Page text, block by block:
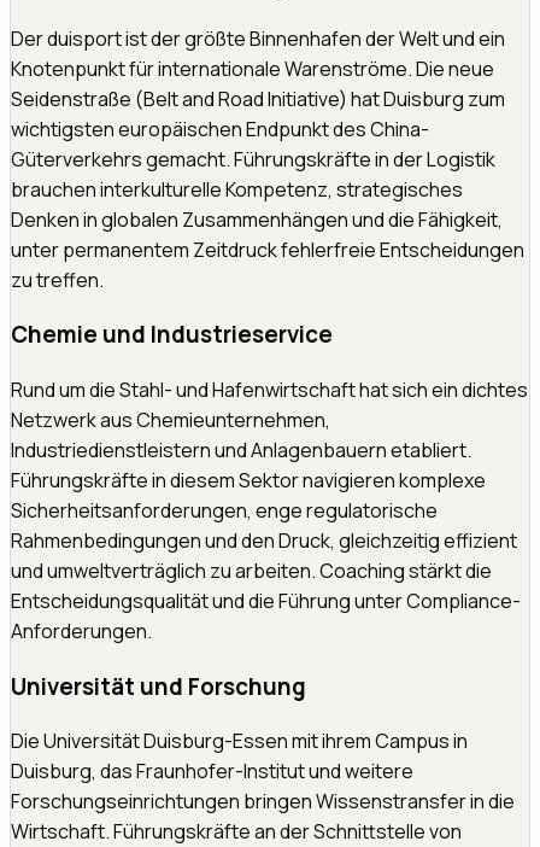
Der duisport ist der größte Binnenhafen der Welt und ein
Knotenpunkt für internationale Warenströme. Die neue
Seidenstraße (Belt and Road Initiative) hat Duisburg zum
wichtigsten europäischen Endpunkt des China-
Güterverkehrs gemacht. Führungskräfte in der Logistik
brauchen interkulturelle Kompetenz, strategisches
Denken in globalen Zusammenhängen und die Fähigkeit,
unter permanentem Zeitdruck fehlerfreie Entscheidungen
zu treffen.
Chemie und Industrieservice
Rund um die Stahl- und Hafenwirtschaft hat sich ein dichtes
Netzwerk aus Chemieunternehmen,
Industriedienstleistern und Anlagenbauern etabliert.
Führungskräfte in diesem Sektor navigieren komplexe
Sicherheitsanforderungen, enge regulatorische
Rahmenbedingungen und den Druck, gleichzeitig effizient
und umweltverträglich zu arbeiten. Coaching stärkt die
Entscheidungsqualität und die Führung unter Compliance-
Anforderungen.
Universität und Forschung
Die Universität Duisburg-Essen mit ihrem Campus in
Duisburg, das Fraunhofer-Institut und weitere
Forschungseinrichtungen bringen Wissenstransfer in die
Wirtschaft. Führungskräfte an der Schnittstelle von